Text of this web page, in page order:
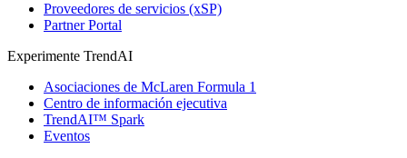
Proveedores de servicios (xSP)
Partner Portal
Experimente TrendAI
Asociaciones de McLaren Formula 1
Centro de información ejecutiva
TrendAI™ Spark
Eventos